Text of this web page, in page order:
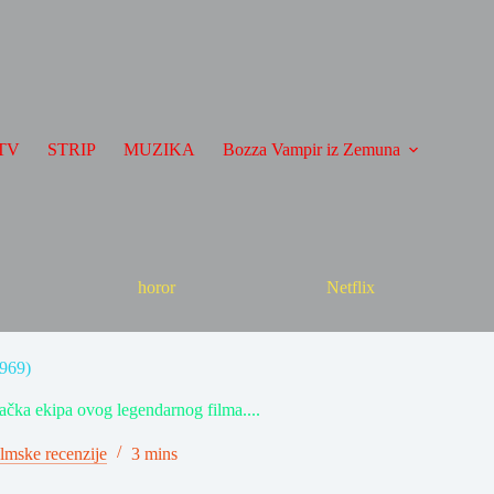
STRIP MUZIKA Bozza Vampir iz Zemuna
horor Netflix
ekipa ovog legendarnog filma....
recenzije 3 mins